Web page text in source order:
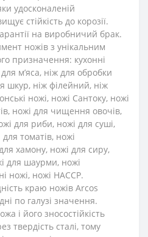
удосконаленій
стійкість до корозії.
на виробничий брак.
ножів з унікальним
призначення: кухонні
м’яса, ніж для обробки
шкур, ніж філейний, ніж
ножі, ножі Сантоку, ножі
ножі для чищення овочів,
для риби, ножі для суші,
томатів, ножі
хамону, ножі для сиру,
для шаурми, ножі
ножі, ножі HACCP.
краю ножів Arcos
по галузі значення.
і його зносостійкість
твердість сталі, тому